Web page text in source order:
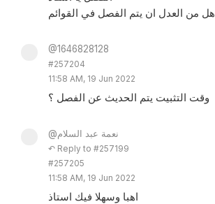
هل من العدل ان يتم الفصل في القوائم
@1646828128
#257204
11:58 AM, 19 Jun 2022
وقت التثبيت يتم الحديث عن الفصل ؟
@نعمة عبد السلام
↶ Reply to #257199
#257205
11:58 AM, 19 Jun 2022
اهبا وسهلا فيك استاذ